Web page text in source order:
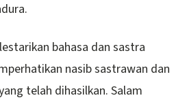
bahasa dan sastra
nasib sastrawan dan
telah dihasilkan. Salam